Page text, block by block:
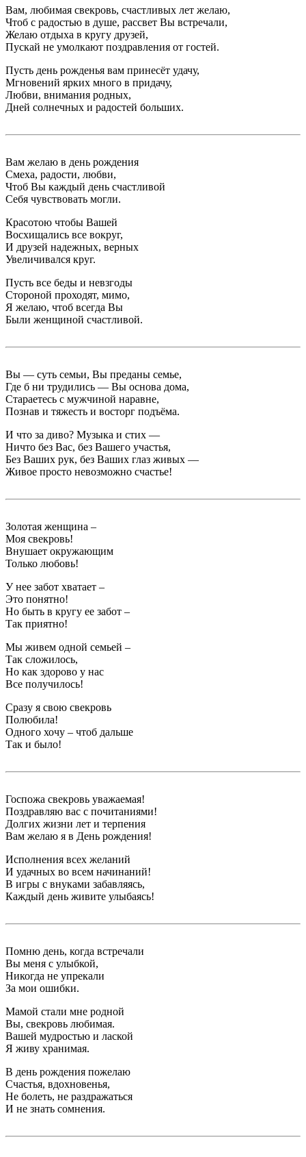
Вам, любимая свекровь, счастливых лет желаю,
Чтоб с радостью в душе, рассвет Вы встречали,
Желаю отдыха в кругу друзей,
Пускай не умолкают поздравления от гостей.
Пусть день рожденья вам принесёт удачу,
Мгновений ярких много в придачу,
Любви, внимания родных,
Дней солнечных и радостей больших.
Вам желаю в день рождения
Смеха, радости, любви,
Чтоб Вы каждый день счастливой
Себя чувствовать могли.
Красотою чтобы Вашей
Восхищались все вокруг,
И друзей надежных, верных
Увеличивался круг.
Пусть все беды и невзгоды
Стороной проходят, мимо,
Я желаю, чтоб всегда Вы
Были женщиной счастливой.
Вы — суть семьи, Вы преданы семье,
Где б ни трудились — Вы основа дома,
Стараетесь с мужчиной наравне,
Познав и тяжесть и восторг подъёма.
И что за диво? Музыка и стих —
Ничто без Вас, без Вашего участья,
Без Ваших рук, без Ваших глаз живых —
Живое просто невозможно счастье!
Золотая женщина –
Моя свекровь!
Внушает окружающим
Только любовь!
У нее забот хватает –
Это понятно!
Но быть в кругу ее забот –
Так приятно!
Мы живем одной семьей –
Так сложилось,
Но как здорово у нас
Все получилось!
Сразу я свою свекровь
Полюбила!
Одного хочу – чтоб дальше
Так и было!
Госпожа свекровь уважаемая!
Поздравляю вас с почитаниями!
Долгих жизни лет и терпения
Вам желаю я в День рождения!
Исполнения всех желаний
И удачных во всем начинаний!
В игры с внуками забавляясь,
Каждый день живите улыбаясь!
Помню день, когда встречали
Вы меня с улыбкой,
Никогда не упрекали
За мои ошибки.
Мамой стали мне родной
Вы, свекровь любимая.
Вашей мудростью и лаской
Я живу хранимая.
В день рождения пожелаю
Счастья, вдохновенья,
Не болеть, не раздражаться
И не знать сомнения.